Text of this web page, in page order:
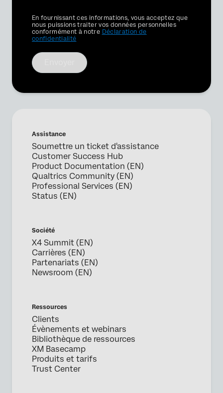
Privacy
Optin
En fournissant ces informations, vous acceptez que
nous puissions traiter vos données personnelles
conformément à notre Déclaration de
confidentialité
Assistance
Soumettre un ticket d'assistance
Customer Success Hub
Product Documentation (EN)
Qualtrics Community (EN)
Professional Services (EN)
Status (EN)
Société
X4 Summit (EN)
Carrières (EN)
Partenariats (EN)
Newsroom (EN)
Ressources
Clients
Évènements et webinars
Bibliothèque de ressources
XM Basecamp
Produits et tarifs
Trust Center